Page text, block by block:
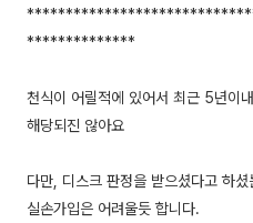
**************
천식이 어릴적에 있어서 최근 5년이
해당되진 않아요
다만, 디스크 판정을 받으셨다고 하
실손가입은 어려울듯 합니다.